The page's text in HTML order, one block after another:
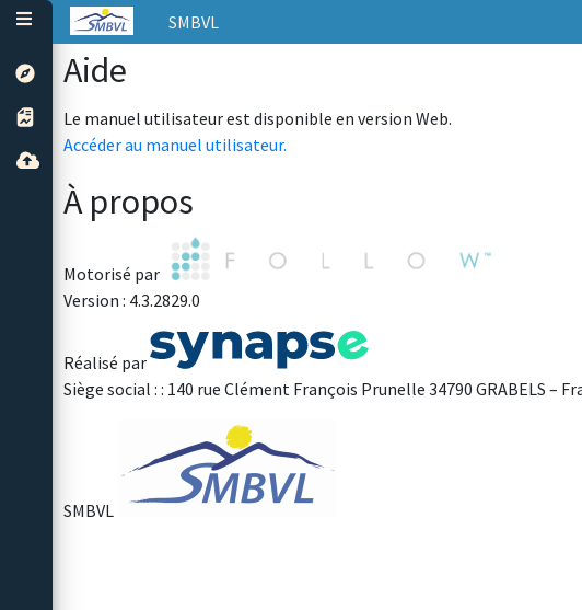
SMBVL
Aide
Le manuel utilisateur est disponible en version Web.
Accéder au manuel utilisateur.
À propos
Motorisé par
Version : 4.3.2829.0
Réalisé par
Siège social : : 140 rue Clément François Prunelle 34790 GRABELS –
SMBVL